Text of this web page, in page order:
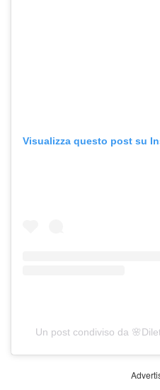
Visualizza questo post su
Un post condiviso da